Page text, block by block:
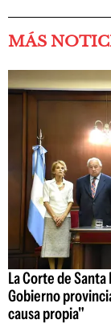
MÁS
La Corte de
Gobierno
causa propia"